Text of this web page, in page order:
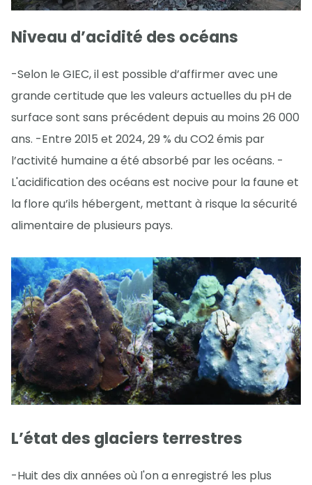
Niveau d’acidité des océans
-Selon le GIEC, il est possible d’affirmer avec une
grande certitude que les valeurs actuelles du pH de
surface sont sans précédent depuis au moins 26 000
ans. -Entre 2015 et 2024, 29 % du CO2 émis par
l’activité humaine a été absorbé par les océans. -
L'acidification des océans est nocive pour la faune et
la flore qu’ils hébergent, mettant à risque la sécurité
alimentaire de plusieurs pays.
L’état des glaciers terrestres
-Huit des dix années où l'on a enregistré les plus